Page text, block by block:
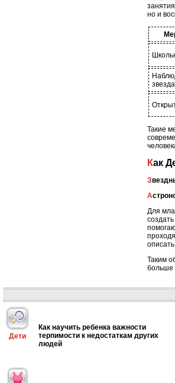
но и
Такие
Как
Для
Таким
больше
Дети
Как научить ребенка важности
терпимости к недостаткам других
людей